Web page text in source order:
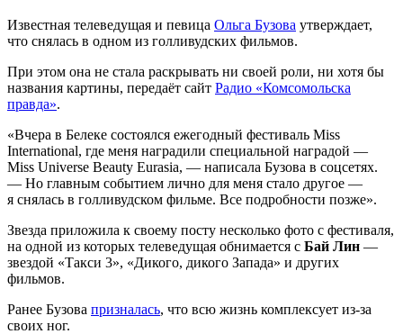
Известная телеведущая и певица Ольга Бузова утверждает,
что снялась в одном из голливудских фильмов.
При этом она не стала раскрывать ни своей роли, ни хотя бы
названия картины, передаёт сайт Радио «Комсомольска
правда».
«Вчера в Белеке состоялся ежегодный фестиваль Miss
International, где меня наградили специальной наградой —
Miss Universe Beauty Eurasia, — написала Бузова в соцсетях.
— Но главным событием лично для меня стало другое —
я снялась в голливудском фильме. Все подробности позже».
Звезда приложила к своему посту несколько фото с фестиваля,
на одной из которых телеведущая обнимается с Бай Лин —
звездой «Такси 3», «Дикого, дикого Запада» и других
фильмов.
Ранее Бузова призналась, что всю жизнь комплексует из-за
своих ног.